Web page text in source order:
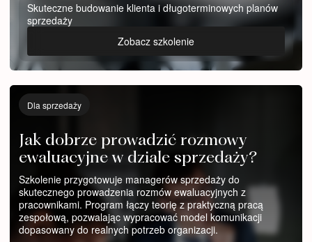
Skuteczne budowanie klienta i długoterminowych planów
sprzedaży
Zobacz szkolenie
Dla sprzedaży
Jak dobrze prowadzić rozmowy
ewaluacyjne w dziale sprzedaży?
Szkolenie przygotowuje managerów sprzedaży do
skutecznego prowadzenia rozmów ewaluacyjnych z
pracownikami. Program łączy teorię z praktyczną pracą
zespołową, pozwalając wypracować model komunikacji
dopasowany do realnych potrzeb organizacji.